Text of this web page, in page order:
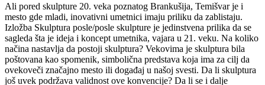
Ali pored skulpture 20. veka poznatog Brankušija, Temišvar je i
mesto gde mladi, inovativni umetnici imaju priliku da zablistaju.
Izložba Skulptura posle/posle skulpture je jedinstvena prilika da se
sagleda šta je ideja i koncept umetnika, vajara u 21. veku. Na koliko
načina nastavlja da postoji skulptura? Vekovima je skulptura bila
poštovana kao spomenik, simbolična predstava koja ima za cilj da
ovekoveči značajno mesto ili događaj u našoj svesti. Da li skulptura
još uvek podržava validnost ove konvencije? Da li se i dalje